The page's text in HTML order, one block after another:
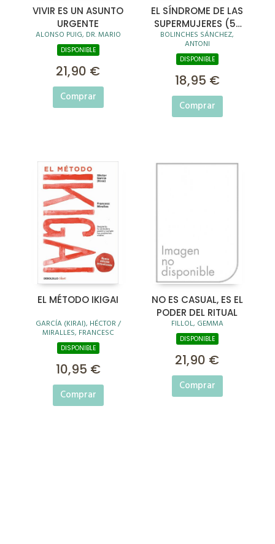
VIVIR ES UN ASUNTO
URGENTE
ALONSO PUIG, DR. MARIO
DISPONIBLE
21,90 €
Comprar
EL SÍNDROME DE LAS
SUPERMUJERES (5ª
ED. ACTUALIZADA)
BOLINCHES SÁNCHEZ,
ANTONI
DISPONIBLE
18,95 €
Comprar
EL MÉTODO IKIGAI
GARCÍA (KIRAI), HÉCTOR /
MIRALLES, FRANCESC
DISPONIBLE
10,95 €
Comprar
NO ES CASUAL, ES EL
PODER DEL RITUAL
FILLOL, GEMMA
DISPONIBLE
21,90 €
Comprar